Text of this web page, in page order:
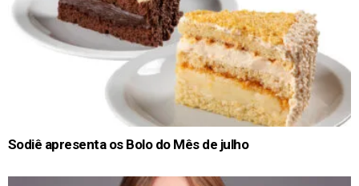
Sodiê apresenta os Bolo do Mês de julho